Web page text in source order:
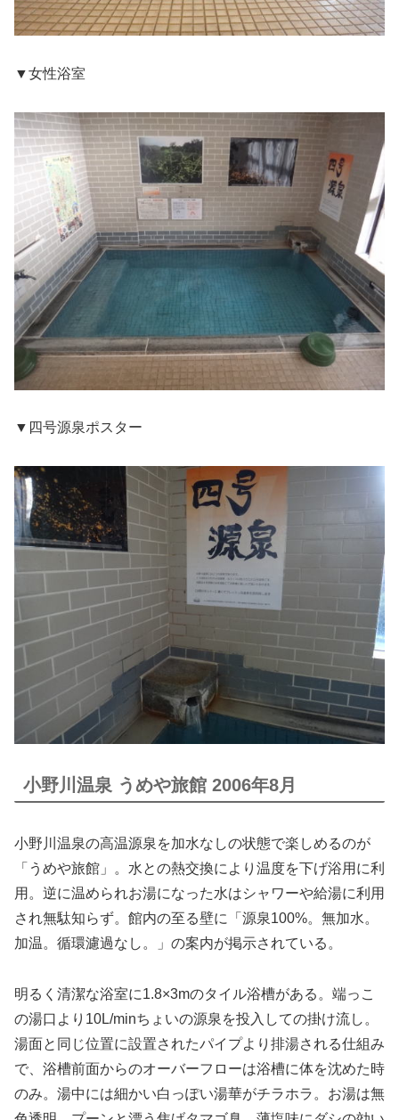
▼女性浴室
▼四号源泉ポスター
小野川温泉 うめや旅館 2006年8月
小野川温泉の高温源泉を加水なしの状態で楽しめるのが
「うめや旅館」。水との熱交換により温度を下げ浴用に利
用。逆に温められお湯になった水はシャワーや給湯に利用
され無駄知らず。館内の至る壁に「源泉100%。無加水。
加温。循環濾過なし。」の案内が掲示されている。
明るく清潔な浴室に1.8×3mのタイル浴槽がある。端っこ
の湯口より10L/minちょいの源泉を投入しての掛け流し。
湯面と同じ位置に設置されたパイプより排湯される仕組み
で、浴槽前面からのオーバーフローは浴槽に体を沈めた時
のみ。湯中には細かい白っぽい湯華がチラホラ。お湯は無